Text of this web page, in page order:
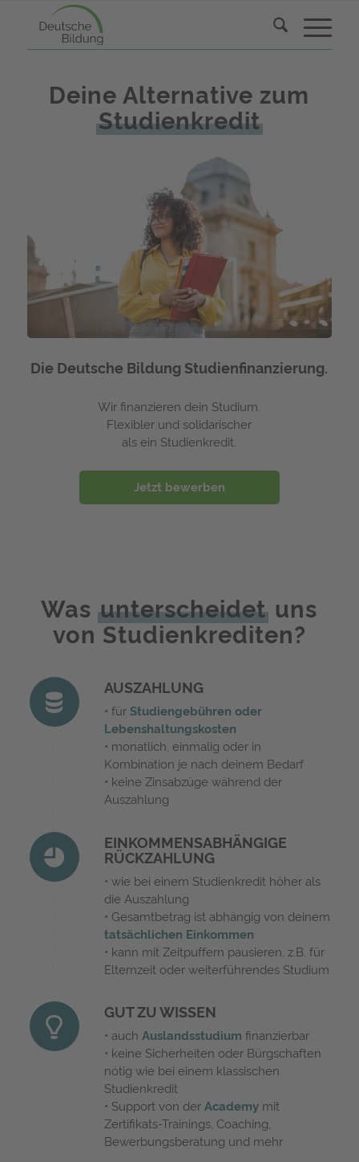
Deine Alternative zum
Studienkredit
Die Deutsche Bildung Studienfinanzierung.
Wir finanzieren dein Studium.
Flexibler und solidarischer
als ein Studienkredit.
Jetzt bewerben
Wasunterscheidet uns
von Studienkrediten?
AUSZAHLUNG
• fürStudiengebühren oder
Lebenshaltungskosten
• monatlich, einmalig oder in
Kombination je nach deinem Bedarf
• keine Zinsabzüge während der
Auszahlung
EINKOMMENSABHÄNGIGE
RÜCKZAHLUNG
• wie bei einem Studienkredit höher als
die Auszahlung
• Gesamtbetrag ist abhängig von deinem
tatsächlichen Einkommen
• kann mit Zeitpuffern pausieren, z.B. für
Elternzeit oder weiterführendes Studium
GUT ZU WISSEN
• auch Auslandsstudium finanzierbar
• keine Sicherheiten oder Bürgschaften
nötig wie bei einem klassischen
Studienkredit
• Support von derAcademymit
Zertifikats-Trainings, Coaching,
Bewerbungsberatung und mehr